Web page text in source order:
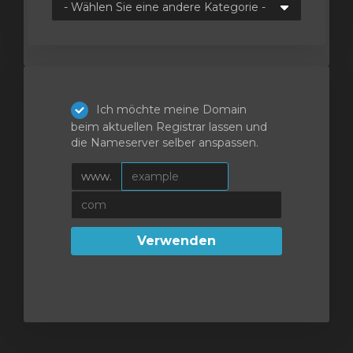
Ich möchte meine Domain
beim aktuellen Registrar lassen und
die Nameserver selber anspassen.
www.
Verwenden